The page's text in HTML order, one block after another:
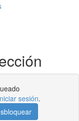
sesión.